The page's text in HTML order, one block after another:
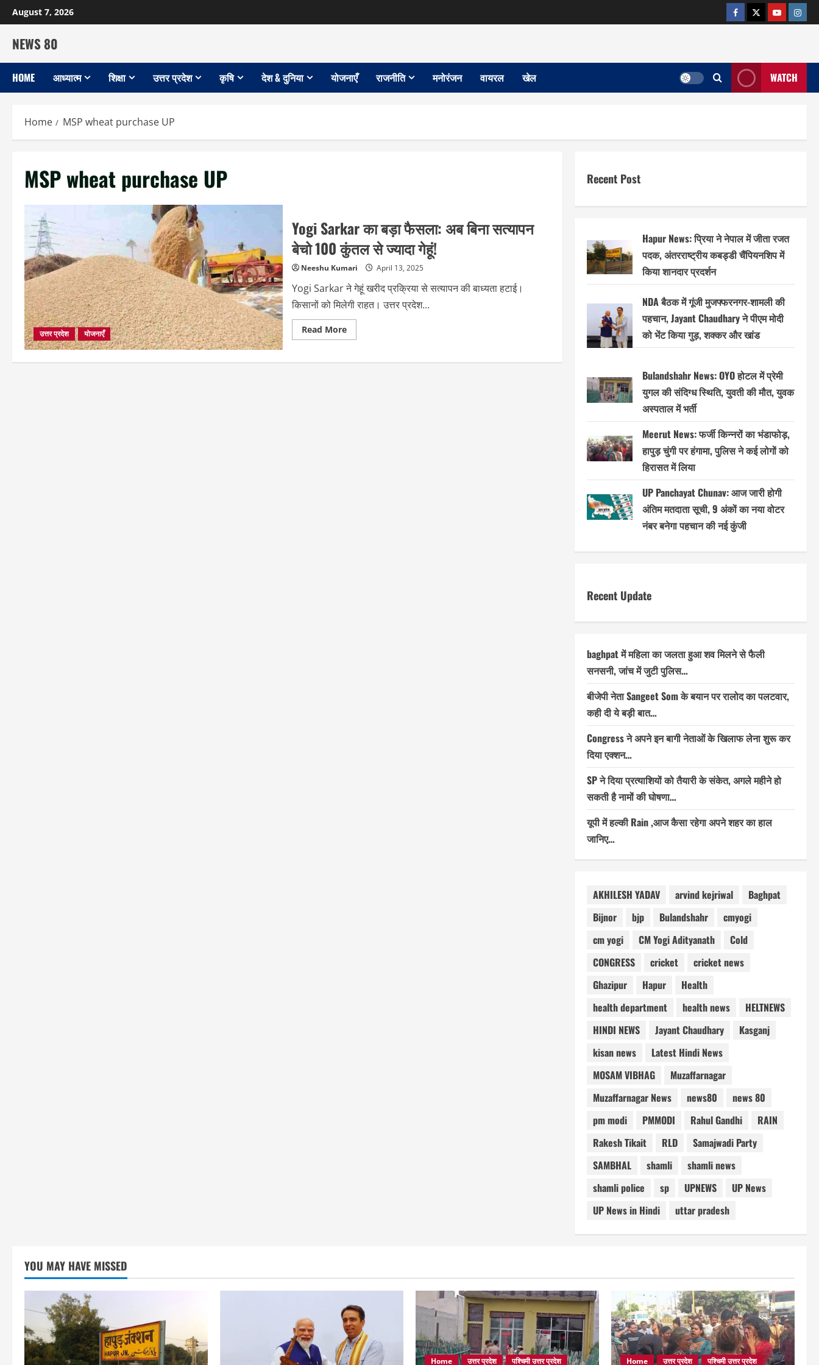
Skip
to
content
August 7, 2026 facebooktwitter
NEWS 80
HOME आध्यात्म शिक्षा उत्तर प्रदेश कृषि देश & दुनिया योजनाएँ राजनीति मनोरंजन वायरल खेल WATCH
Home MSP wheat purchase UP
MSP wheat purchase UP
उत्तर प्रदेश योजनाएँ
Yogi Sarkar का बड़ा फैसला: अब बिना सत्यापन
बेचो 100 कुंतल से ज्यादा गेहूं!
Neeshu Kumari April 13, 2025
Yogi Sarkar ने गेहूं खरीद प्रक्रिया से सत्यापन की बाध्यता हटाई।
किसानों को मिलेगी राहत। उत्तर प्रदेश...
Read MoreRead
more
Sarkar
Recent Post
Hapur News: प्रिया ने नेपाल में जीता रजत
पदक, अंतरराष्ट्रीय कबड्डी चैंपियनशिप में
किया शानदार प्रदर्शन
NDA बैठक में गूंजी मुजफ्फरनगर-शामली की
पहचान, Jayant Chaudhary ने पीएम मोदी
को भेंट किया गुड़, शक्कर और खांड
Bulandshahr News: OYO होटल में प्रेमी
युगल की संदिग्ध स्थिति, युवती की मौत, युवक
अस्पताल में भर्ती
Meerut News: फर्जी किन्नरों का भंडाफोड़,
हापुड़ चुंगी पर हंगामा, पुलिस ने कई लोगों को
हिरासत में लिया
UP Panchayat Chunav: आज जारी होगी
अंतिम मतदाता सूची, 9 अंकों का नया वोटर
नंबर बनेगा पहचान की नई कुंजी
Recent Update
baghpat में महिला का जलता हुआ शव मिलने से फैली
सनसनी, जांच में जुटी पुलिस…
बीजेपी नेता Sangeet Som के बयान पर रालोद का पलटवार,
कही दी ये बड़ी बात…
Congress ने अपने इन बागी नेताओं के खिलाफ लेना शुरू कर
दिया एक्शन…
SP ने दिया प्रत्याशियों को तैयारी के संकेत, अगले महीने हो
सकती है नामों की घोषणा…
यूपी में हल्की Rain ,आज कैसा रहेगा अपने शहर का हाल
जानिए…
AKHILESH YADAV arvind kejriwal
Baghpat
Bijnor
bjp Bulandshahr
cmyogi
cm yogi
CM Yogi Adityanath
Cold
CONGRESS
cricket
cricket news
Ghazipur
Hapur
Health
health department
health news
HELTNEWS
HINDI NEWS
Jayant Chaudhary
Kasganj
kisan news
Latest Hindi News
MOSAM VIBHAG
Muzaffarnagar
Muzaffarnagar News
news80
news 80
pm modi
PMMODI Rahul Gandhi
RAIN
Rakesh Tikait
RLD
Samajwadi Party
SAMBHAL
shamli
shamli news
shamli police
sp UPNEWS
UP News
UP News in Hindi
uttar pradesh
YOU MAY HAVE MISSED
Home उत्तर प्रदेश पश्चिमी उत्तर प्रदेश Home उत्तर प्रदेश पश्चिमी उत्तर प्रदेश